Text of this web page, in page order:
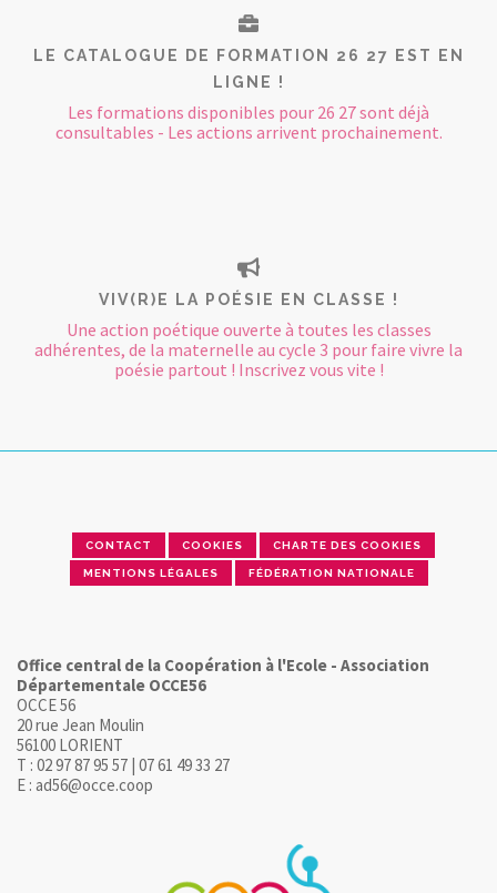
LE CATALOGUE DE FORMATION 26 27 EST EN
LIGNE !
Les formations disponibles pour 26 27 sont déjà
consultables - Les actions arrivent prochainement.
VIV(R)E LA POÉSIE EN CLASSE !
Une action poétique ouverte à toutes les classes
adhérentes, de la maternelle au cycle 3 pour faire vivre la
poésie partout ! Inscrivez vous vite !
CONTACT COOKIES CHARTE DES COOKIES
MENTIONS LÉGALES FÉDÉRATION NATIONALE
Office central de la Coopération à l'Ecole - Association
Départementale OCCE56
OCCE 56
20 rue Jean Moulin
56100 LORIENT
T : 02 97 87 95 57 | 07 61 49 33 27
E : ad56@occe.coop